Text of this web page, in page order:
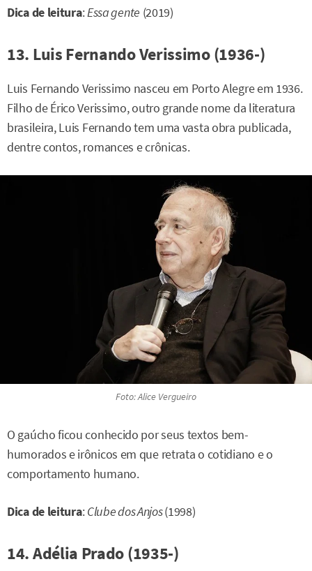
Dica de leitura:Essa gente (2019)
13. Luis Fernando Verissimo (1936-)
Luis Fernando Verissimo nasceu em Porto Alegre em 1936.
Filho de Érico Verissimo, outro grande nome da literatura
brasileira, Luis Fernando tem uma vasta obra publicada,
dentre contos, romances e crônicas.
Foto: Alice Vergueiro
O gaúcho ficou conhecido por seus textos bem-
humorados e irônicos em que retrata o cotidiano e o
comportamento humano.
Dica de leitura:Clube dos Anjos(1998)
14. Adélia Prado (1935-)